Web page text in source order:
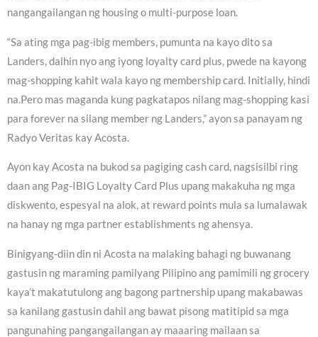
nangangailangan ng housing o multi-purpose loan.
“Sa ating mga pag-ibig members, pumunta na kayo dito sa
Landers, dalhin nyo ang iyong loyalty card plus, pwede na kayong
mag-shopping kahit wala kayo ng membership card. Initially, hindi
na.Pero mas maganda kung pagkatapos nilang mag-shopping kasi
para forever na silang member ng Landers,” ayon sa panayam ng
Radyo Veritas kay Acosta.
Ayon kay Acosta na bukod sa pagiging cash card, nagsisilbi ring
daan ang Pag-IBIG Loyalty Card Plus upang makakuha ng mga
diskwento, espesyal na alok, at reward points mula sa lumalawak
na hanay ng mga partner establishments ng ahensya.
Binigyang-diin din ni Acosta na malaking bahagi ng buwanang
gastusin ng maraming pamilyang Pilipino ang pamimili ng grocery
kaya’t makatutulong ang bagong partnership upang makabawas
sa kanilang gastusin dahil ang bawat pisong matitipid sa mga
pangunahing pangangailangan ay maaaring mailaan sa